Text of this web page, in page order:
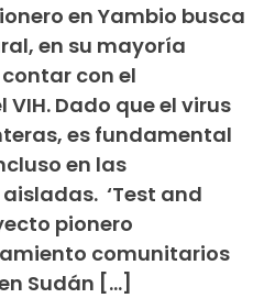
en Yambio busca
en su mayoría
con el
Dado que el virus
es fundamental
en las
‘Test and
pionero
comunitarios
Sudán […]